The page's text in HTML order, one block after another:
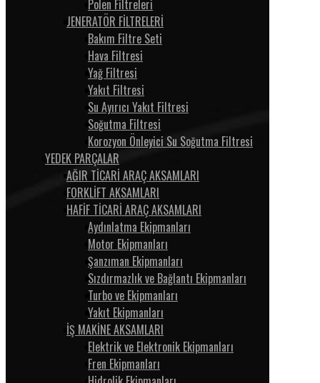
Polen Filtreleri
JENERATÖR FİLTRELERİ
Bakım Filtre Seti
Hava Filtresi
Yağ Filtresi
Yakıt Filtresi
Su Ayırıcı Yakıt Filtresi
Soğutma Filtresi
Korozyon Önleyici Su Soğutma Filtresi
YEDEK PARÇALAR
AĞIR TİCARİ ARAÇ AKSAMLARI
FORKLİFT AKSAMLARI
HAFİF TİCARİ ARAÇ AKSAMLARI
Aydınlatma Ekipmanları
Motor Ekipmanları
Şanzıman Ekipmanları
Sızdırmazlık ve Bağlantı Ekipmanları
Turbo ve Ekipmanları
Yakıt Ekipmanları
İŞ MAKİNE AKSAMLARI
Elektrik ve Elektronik Ekipmanları
Fren Ekipmanları